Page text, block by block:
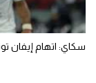
سكاي: اتهام إيفان